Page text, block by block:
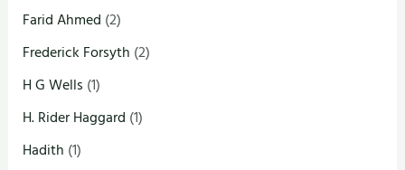
Farid Ahmed (2)
Frederick Forsyth (2)
H G Wells (1)
H. Rider Haggard (1)
Hadith (1)